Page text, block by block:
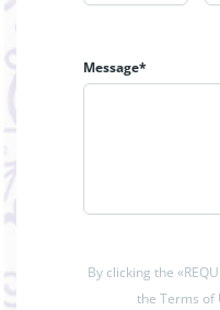
Message*
By clicking the
the Terms of